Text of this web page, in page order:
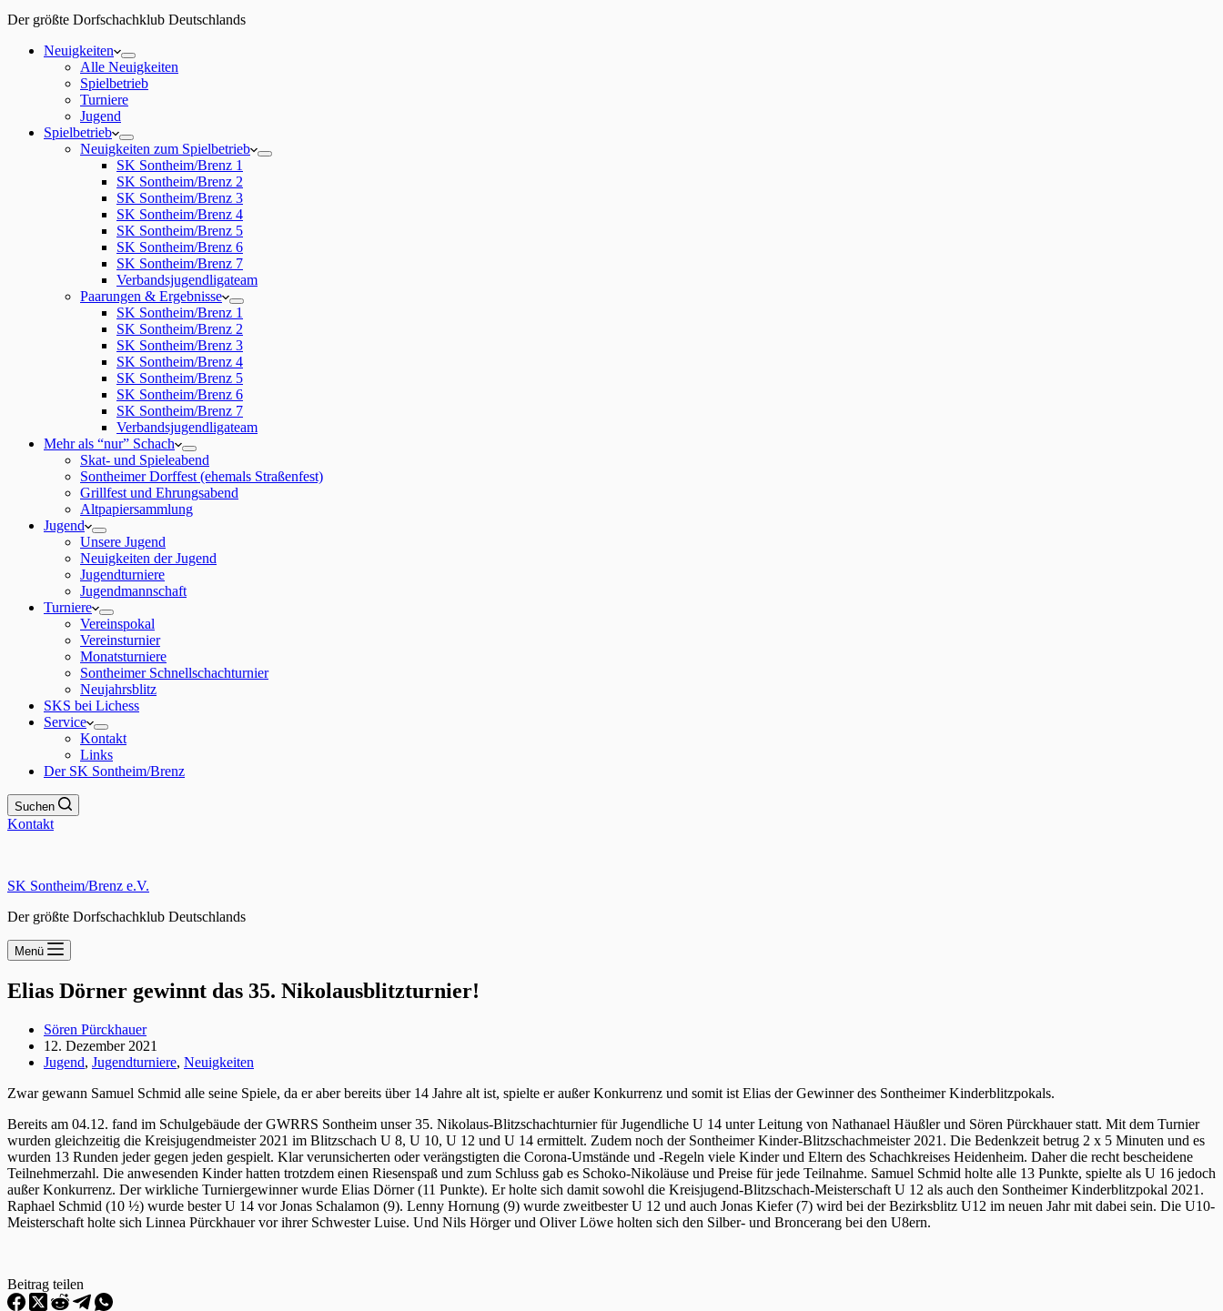
Der größte Dorfschachklub Deutschlands
Neuigkeiten
Alle Neuigkeiten
Spielbetrieb
Turniere
Jugend
Spielbetrieb
Neuigkeiten zum Spielbetrieb
SK Sontheim/Brenz 1
SK Sontheim/Brenz 2
SK Sontheim/Brenz 3
SK Sontheim/Brenz 4
SK Sontheim/Brenz 5
SK Sontheim/Brenz 6
SK Sontheim/Brenz 7
Verbandsjugendligateam
Paarungen & Ergebnisse
SK Sontheim/Brenz 1
SK Sontheim/Brenz 2
SK Sontheim/Brenz 3
SK Sontheim/Brenz 4
SK Sontheim/Brenz 5
SK Sontheim/Brenz 6
SK Sontheim/Brenz 7
Verbandsjugendligateam
Mehr als “nur” Schach
Skat- und Spieleabend
Sontheimer Dorffest (ehemals Straßenfest)
Grillfest und Ehrungsabend
Altpapiersammlung
Jugend
Unsere Jugend
Neuigkeiten der Jugend
Jugendturniere
Jugendmannschaft
Turniere
Vereinspokal
Vereinsturnier
Monatsturniere
Sontheimer Schnellschachturnier
Neujahrsblitz
SKS bei Lichess
Service
Kontakt
Links
Der SK Sontheim/Brenz
Suchen
Kontakt
SK Sontheim/Brenz e.V.
Der größte Dorfschachklub Deutschlands
Menü
Elias Dörner gewinnt das 35. Nikolausblitzturnier!
Sören Pürckhauer
12. Dezember 2021
Jugend, Jugendturniere, Neuigkeiten
Zwar gewann Samuel Schmid alle seine Spiele, da er aber bereits über 14 Jahre alt ist, spielte er außer Konkurrenz und somit ist Elias der Gewinner des Sontheimer Kinderblitzpokals.
Bereits am 04.12. fand im Schulgebäude der GWRRS Sontheim unser 35. Nikolaus-Blitzschachturnier für Jugendliche U 14 unter Leitung von Nathanael Häußler und Sören Pürckhauer statt. Mit dem Turnier
wurden gleichzeitig die Kreisjugendmeister 2021 im Blitzschach U 8, U 10, U 12 und U 14 ermittelt. Zudem noch der Sontheimer Kinder-Blitzschachmeister 2021. Die Bedenkzeit betrug 2 x 5 Minuten und es
wurden 13 Runden jeder gegen jeden gespielt. Klar verunsicherten oder verängstigten die Corona-Umstände und -Regeln viele Kinder und Eltern des Schachkreises Heidenheim. Daher die recht bescheidene
Teilnehmerzahl. Die anwesenden Kinder hatten trotzdem einen Riesenspaß und zum Schluss gab es Schoko-Nikoläuse und Preise für jede Teilnahme. Samuel Schmid holte alle 13 Punkte, spielte als U 16 jedoch
außer Konkurrenz. Der wirkliche Turniergewinner wurde Elias Dörner (11 Punkte). Er holte sich damit sowohl die Kreisjugend-Blitzschach-Meisterschaft U 12 als auch den Sontheimer Kinderblitzpokal 2021.
Raphael Schmid (10 ½) wurde bester U 14 vor Jonas Schalamon (9). Lenny Hornung (9) wurde zweitbester U 12 und auch Jonas Kiefer (7) wird bei der Bezirksblitz U12 im neuen Jahr mit dabei sein. Die U10-
Meisterschaft holte sich Linnea Pürckhauer vor ihrer Schwester Luise. Und Nils Hörger und Oliver Löwe holten sich den Silber- und Broncerang bei den U8ern.
Beitrag teilen